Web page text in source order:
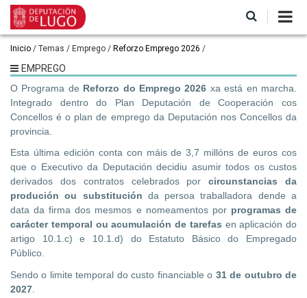
contido
principal
Miga
de
pan
Inicio Temas Emprego Reforzo Emprego 2026
EMPREGO
O Programa de Reforzo do Emprego 2026 xa está en marcha.
Integrado dentro do Plan Deputación de Cooperación cos
Concellos é o plan de emprego da Deputación nos Concellos da
provincia.
Esta última edición conta con máis de 3,7 millóns de euros cos
que o Executivo da Deputación decidiu asumir todos os custos
derivados dos contratos celebrados porcircunstancias da
produción ou substitución da persoa traballadora dende a
data da firma dos mesmos e nomeamentos por programas de
carácter temporal ou acumulación de tarefas en aplicación do
artigo 10.1.c) e 10.1.d) do Estatuto Básico do Empregado
Público.
Sendo o limite temporal do custo financiable o 31 de outubro de
2027